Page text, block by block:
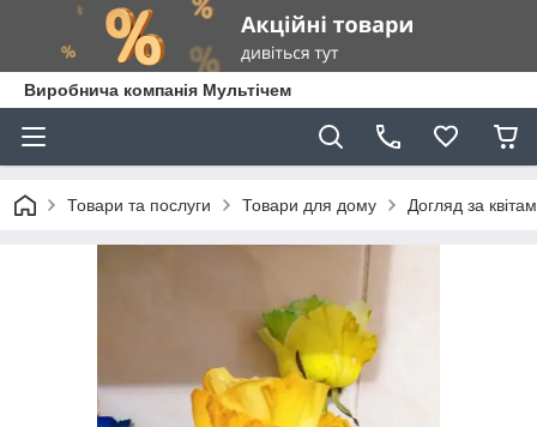
Виробнича компанія Мультічем
Товари та послуги Товари для дому Догляд за